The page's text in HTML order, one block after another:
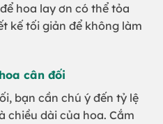
hoa lay ơn có thể tỏa
kế tối giản để không làm
cân đối
bạn cần chú ý đến tỷ lệ
chiều dài của hoa. Cắm